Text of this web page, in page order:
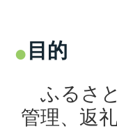
目的
ふるさ
管理、返